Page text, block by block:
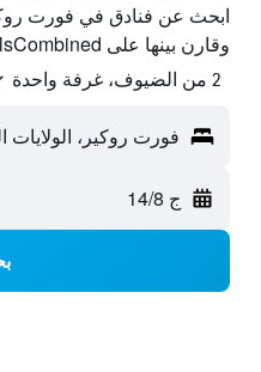
ابحث عن فنادق في فورت
وقارن بينها على HotelsCombined ووفّر.
2 من الضيوف، غرفة واحدة
فورت روكير، الولايات
ج 14/8